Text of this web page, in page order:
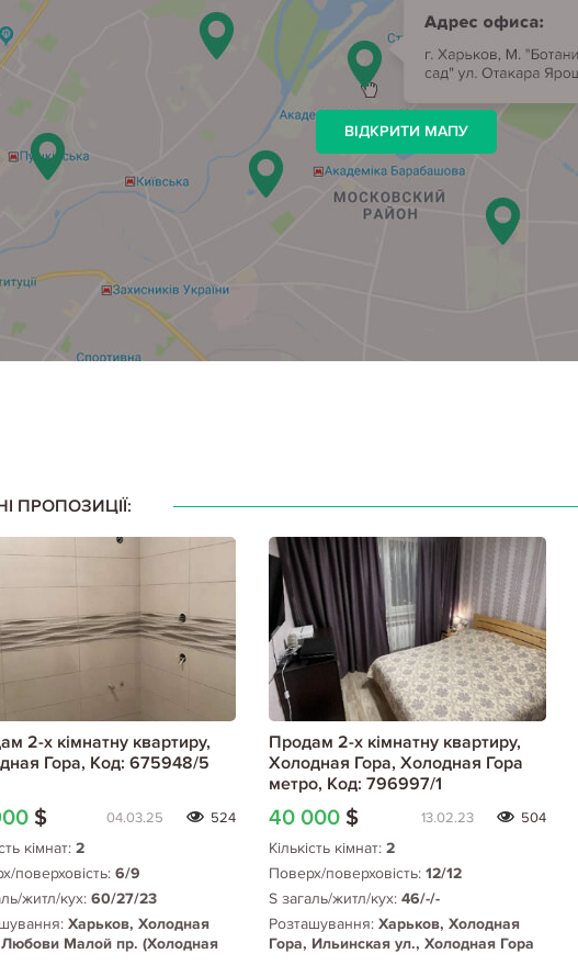
ВІДКРИТИ МАПУ
ПРОПОЗИЦІЇ:
2-х кімнатну квартиру,
Гора, Код: 675948/5
$ 04.03.25 524
кімнат: 2
поверховість: 6/9
житл/кух: 60/27/23
Харьков, Холодная
Любови Малой пр. (Холодная
Продам 2-х кімнатну квартиру,
Холодная Гора, Холодная Гора
метро, Код: 796997/1
40 000 $ 13.02.23 504
Кількість кімнат: 2
Поверх/поверховість: 12/12
S загаль/житл/кух: 46/-/-
Розташування: Харьков, Холодная
Гора, Ильинская ул., Холодная Гора